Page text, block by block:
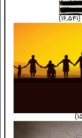
(۱۶,۵۴۱)